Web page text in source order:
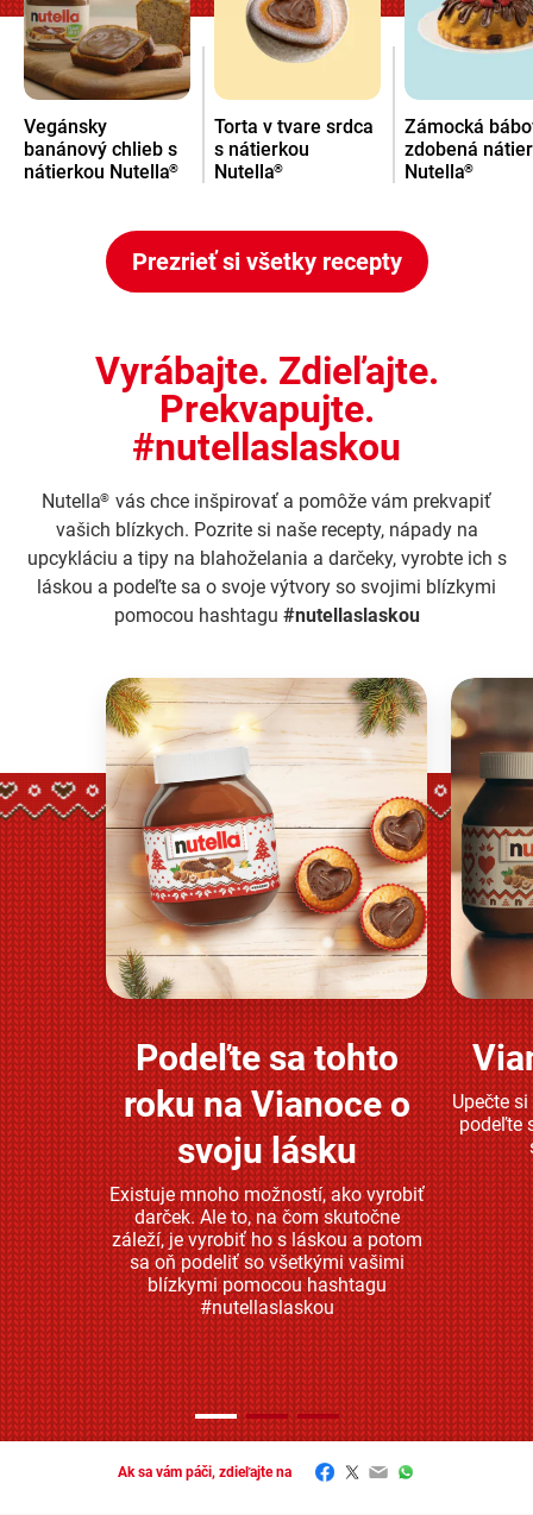
Vegánsky
banánový chlieb s
nátierkou Nutella®
Torta v tvare srdca
s nátierkou
Nutella®
Zámocká
zdobená
Nutella®
Prezrieť si všetky recepty
Vyrábajte. Zdieľajte.
Prekvapujte.
#nutellaslaskou
Nutella® vás chce inšpirovať a pomôže vám prekvapiť
vašich blízkych. Pozrite si naše recepty, nápady na
upcykláciu a tipy na blahoželania a darčeky, vyrobte ich s
láskou a podeľte sa o svoje výtvory so svojimi blízkymi
pomocou hashtagu #nutellaslaskou
Zjistěte více
Podeľte sa tohto
roku na Vianoce o
svoju lásku
Existuje mnoho možností, ako vyrobiť
darček. Ale to, na čom skutočne
záleží, je vyrobiť ho s láskou a potom
sa oň podeliť so všetkými vašimi
blízkymi pomocou hashtagu
#nutellaslaskou
Upečte
podeľte
Ak sa vám páči, zdieľajte na Facebook
Twitter
EmailWhatsApp